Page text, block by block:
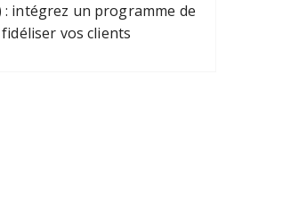
: intégrez un programme de
vos clients